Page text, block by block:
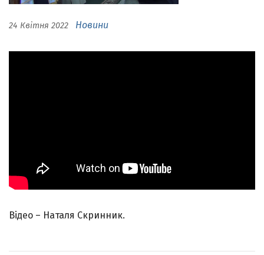
24 Квітня 2022 Новини
Відео – Наталя Скринник.